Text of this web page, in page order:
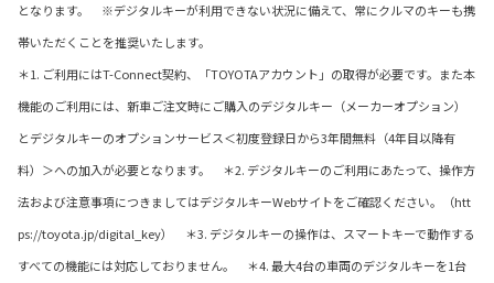
となります。 ※デジタルキーが利用できない状況に備えて、常にクルマのキーも携
帯いただくことを推奨いたします。
＊1. ご利用にはT-Connect契約、「TOYOTAアカウント」の取得が必要です。また本
機能のご利用には、新車ご注文時にご購入のデジタルキー（メーカーオプション）
とデジタルキーのオプションサービス＜初度登録日から3年間無料（4年目以降有
料）＞への加入が必要となります。 ＊2. デジタルキーのご利用にあたって、操作方
法および注意事項につきましてはデジタルキーWebサイトをご確認ください。（htt
ps://toyota.jp/digital_key） ＊3. デジタルキーの操作は、スマートキーで動作する
すべての機能には対応しておりません。 ＊4. 最大4台の車両のデジタルキーを1台